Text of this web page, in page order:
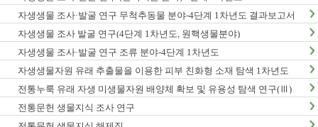
자생생물 조사·발굴 연구 무척추동물 분야-4단계 1차년도 결과보고서
자생생물 조사 발굴 연구(4단계 1차년도, 원핵생물분야)
자생생물 조사·발굴 연구 조류 분야-4단계 1차년도
자생생물자원 유래 추출물을 이용한 피부 친화형 소재 탐색 1차년도
전통누룩 유래 자생 미생물자원 배양체 확보 및 유용성 탐색 연구(Ⅲ)
전통문헌 생물지식 조사 연구